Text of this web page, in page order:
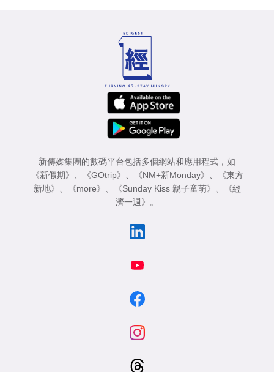
新傳媒集團的數碼平台包括多個網站和應用程式，如
《新假期》 、 《GOtrip》 、 《NM+新Monday》 、
《東方
新地》 、 《more》 、 《Sunday Kiss 親子童萌》 、
《經
濟一週》 。